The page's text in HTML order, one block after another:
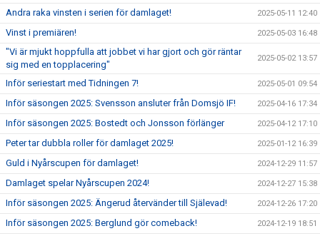
Andra raka vinsten i serien för damlaget! 2025-05-11 12:40
Vinst i premiären! 2025-05-03 16:48
"Vi är mjukt hoppfulla att jobbet vi har gjort och gör räntar
sig med en topplacering"
2025-05-02 13:57
Inför seriestart med Tidningen 7! 2025-05-01 09:54
Inför säsongen 2025: Svensson ansluter från Domsjö IF! 2025-04-16 17:34
Inför säsongen 2025: Bostedt och Jonsson förlänger 2025-04-12 17:10
Peter tar dubbla roller för damlaget 2025! 2025-01-12 16:39
Guld i Nyårscupen för damlaget! 2024-12-29 11:57
Damlaget spelar Nyårscupen 2024! 2024-12-27 15:38
Inför säsongen 2025: Ängerud återvänder till Själevad! 2024-12-26 17:20
Inför säsongen 2025: Berglund gör comeback! 2024-12-19 18:51